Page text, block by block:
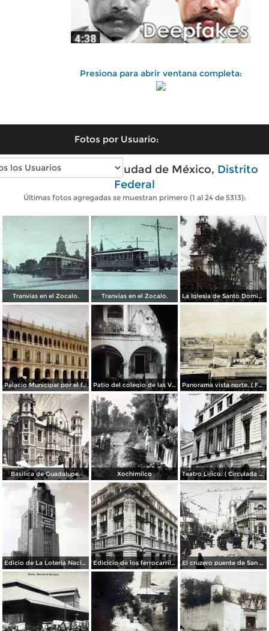
Presiona para abrir ventana completa:
Fotos por Usuario:
Fotos antiguas de Ciudad de México, Distrito
Federal
Últimas fotos agregadas se muestran primero (1 al 24 de 5313):
Tranvias en el Zocalo. Tranvias en el Zocalo. La Iglesia de Santo Domingo.
Palacio Municipal por el fotografo Hugo Brehme.. Patio del colegio de las Vizcainas por el fotografo Hugo Brehme. Panorama vista norte. ( Fechada el 20 de Junio de 1905 ).
Basilica de Guadalupe. Xochimilco Teatro Lirico. ( Circulada el 1 de Agosto de 1926 ).
Edicio de La Loteria Nacional Ciudad de México Abril de 1964 Edicicio de los ferrocarriles. El cruzero puente de San Francisco y Guardiola por el fotografo Felix Miret.